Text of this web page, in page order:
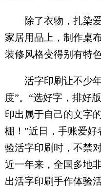
除了衣物，扎染爱
家居用品上，制作桌
装修风格变得别有特色
活字印刷让不少年
度”。“选好字，排好
印出属于自己的文字
棚！”近日，手账爱
验活字印刷时，不禁
近一年来，全国多地
出活字印刷手作体验